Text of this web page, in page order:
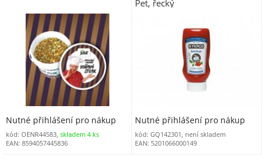
Nutné přihlášení pro nákup
kód: OENR44583, skladem 4 ks
EAN: 8594057445836
Pet, řecký
Nutné přihlášení pro nákup
kód: GQ142301, není skladem
EAN: 5201066000149